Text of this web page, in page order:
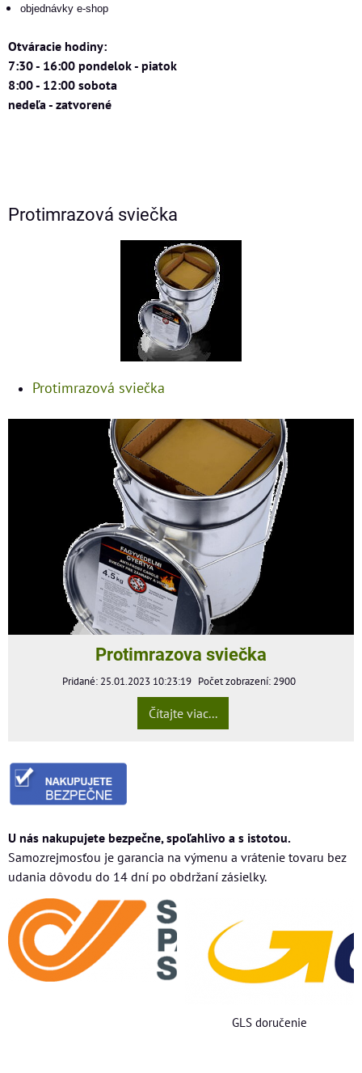
objednávky e-shop
Otváracie hodiny:
7:30 - 16:00 pondelok - piatok
8:00 - 12:00 sobota
nedeľa - zatvorené
Protimrazová sviečka
Protimrazová sviečka
Protimrazova sviečka
Pridané: 25.01.2023 10:23:19 Počet zobrazení: 2900
Čítajte viac...
U nás nakupujete bezpečne, spoľahlivo a s istotou.
Samozrejmosťou je garancia na výmenu a vrátenie tovaru bez
udania dôvodu do 14 dní po obdržaní zásielky.
GLS doručenie